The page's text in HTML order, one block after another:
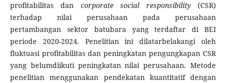
profitabilitas dan corporate social responsibility(CSR)
terhadap nilai perusahaan pada perusahaan
pertambangan sektor batubara yang terdaftar di BEI
periode 2020-2024. Penelitian ini dilatarbelakangi oleh
fluktuasi profitabilitas dan peningkatan pengungkapan CSR
yang belumdiikuti peningkatan nilai perusahaan. Metode
penelitian menggunakan pendekatan kuantitatif dengan